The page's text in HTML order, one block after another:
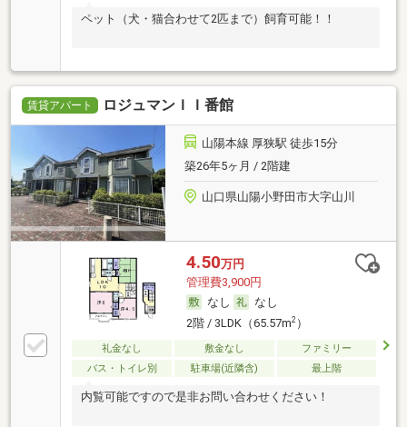
ペット（犬・猫合わせて2匹まで）飼育可能！！
賃貸アパート ロジュマンＩＩ番館
山陽本線 厚狭駅 徒歩15分
築26年5ヶ月 / 2階建
山口県山陽小野田市大字山川
4.50万円
管理費3,900円
なし
なし
2階 / 3LDK（65.57m2）
礼金なし 敷金なし
ファミリー
バス・トイレ別
駐車場(近隣含) 最上階
内覧可能ですので是非お問い合わせください！